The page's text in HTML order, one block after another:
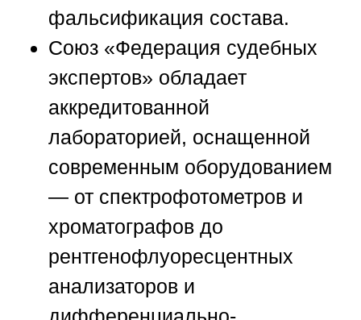
фальсификация состава.
Союз «Федерация судебных
экспертов» обладает
аккредитованной
лабораторией, оснащенной
современным оборудованием
— от спектрофотометров и
хроматографов до
рентгенофлуоресцентных
анализаторов и